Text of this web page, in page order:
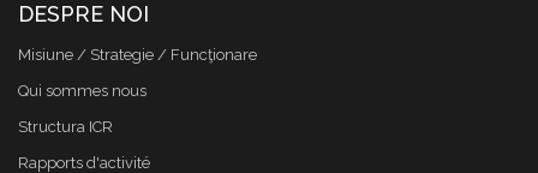
DESPRE NOI
Misiune / Strategie / Funcţionare
Qui sommes nous
Structura ICR
Rapports d'activité